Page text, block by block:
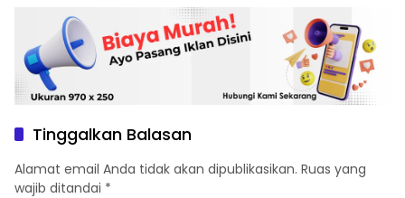
Tinggalkan Balasan
Alamat email Anda tidak akan dipublikasikan. Ruas yang
wajib ditandai *